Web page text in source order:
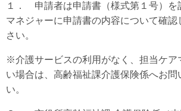
１． 申請者は申請書（様式第１号）を
マネジャーに申請書の内容について確認
さい。
※介護サービスの利用がなく、担当ケア
い場合は、高齢福祉課介護保険係へお問
い。